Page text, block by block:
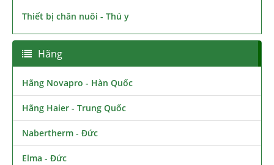
Thiết bị chăn nuôi - Thú y
Hãng
Hãng Novapro - Hàn Quốc
Hãng Haier - Trung Quốc
Nabertherm - Đức
Elma - Đức